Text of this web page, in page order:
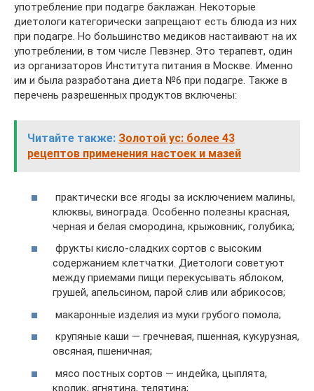
употребление при подагре баклажан. Некоторые
диетологи категорически запрещают есть блюда из них
при подагре. Но большинство медиков настаивают на их
употреблении, в том числе Певзнер. Это терапевт, один
из организаторов Института питания в Москве. Именно
им и была разработана диета №6 при подагре. Также в
перечень разрешенных продуктов включены:
Читайте также: Золотой ус: более 43
рецептов применения настоек и мазей
практически все ягоды за исключением малины,
клюквы, винограда. Особенно полезны красная,
черная и белая смородина, крыжовник, голубика;
фрукты кисло-сладких сортов с высоким
содержанием клетчатки. Диетологи советуют
между приемами пищи перекусывать яблоком,
грушей, апельсином, парой слив или абрикосов;
макаронные изделия из муки грубого помола;
крупяные каши — гречневая, пшенная, кукурузная,
овсяная, пшеничная;
мясо постных сортов — индейка, цыплята,
кролик, ягнятина, телятина;